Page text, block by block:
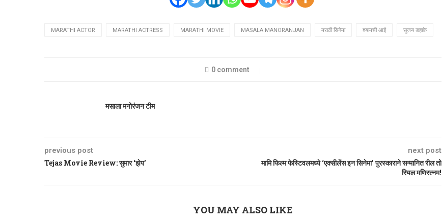
MARATHI ACTOR MARATHI ACTRESS MARATHI MOVIE MASALA MANORANJAN मराठी सिनेमा श्यामची आई सुजय डहाके
0 comment
मसाला मनोरंजन टीम
previous post
Tejas Movie Review: सुमार ‘झेप’
next post
मामि फिल्म फेस्टिवलमध्ये ‘एक्सीलेंस इन सिनेमा’ पुरस्काराने सन्मानित रील तो
रियल मणिरत्नम!
YOU MAY ALSO LIKE